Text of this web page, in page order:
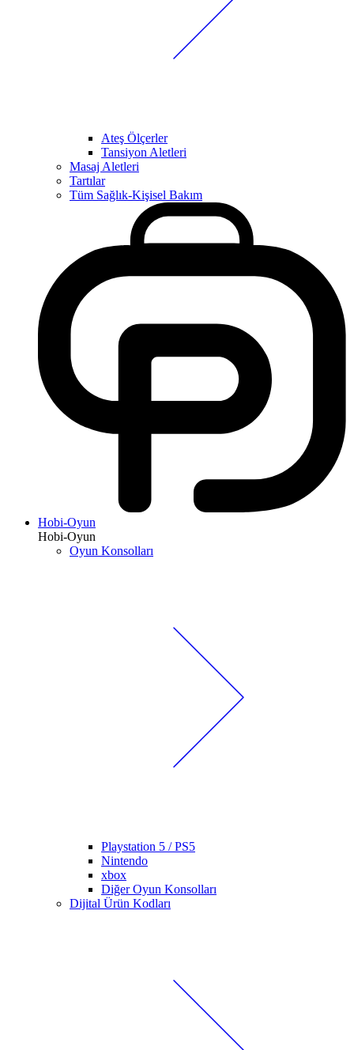
Ateş Ölçerler
Tansiyon Aletleri
Masaj Aletleri
Tartılar
Tüm Sağlık-Kişisel Bakım
Hobi-Oyun
Hobi-Oyun
Oyun Konsolları
Playstation 5 / PS5
Nintendo
xbox
Diğer Oyun Konsolları
Dijital Ürün Kodları